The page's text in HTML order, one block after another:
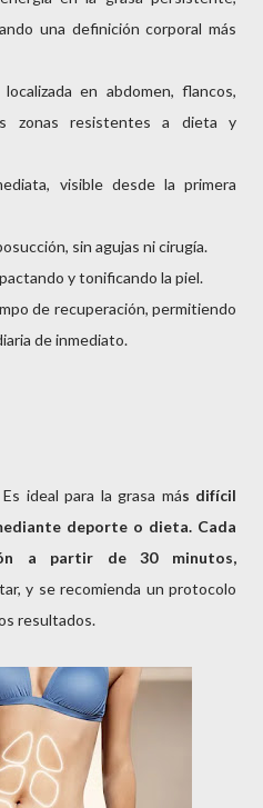
una definición corporal más
en abdomen, flancos,
zonas resistentes a dieta y
visible desde la primera
sin agujas ni cirugía.
y tonificando la piel.
de recuperación, permitiendo
de inmediato.
Es ideal para la grasa más difícil
deporte o dieta. Cada
a partir de 30 minutos,
y se recomienda un protocolo
resultados.